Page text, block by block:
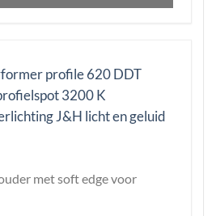
met soft edge voor